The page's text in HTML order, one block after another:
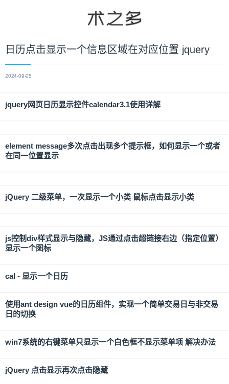
日历点击显示一个信息区域在对应位置 jquery
2024-09-05
jquery网页日历显示控件calendar3.1使用详解
element message多次点击出现多个提示框，如何显示一个或者
在同一位置显示
jQuery 二级菜单，一次显示一个小类 鼠标点击显示小类
js控制div样式显示与隐藏，JS通过点击超链接右边（指定位置）
显示一个图标
cal - 显示一个日历
使用ant design vue的日历组件，实现一个简单交易日与非交易
日的切换
win7系统的右键菜单只显示一个白色框不显示菜单项 解决办法
jQuery 点击显示再次点击隐藏